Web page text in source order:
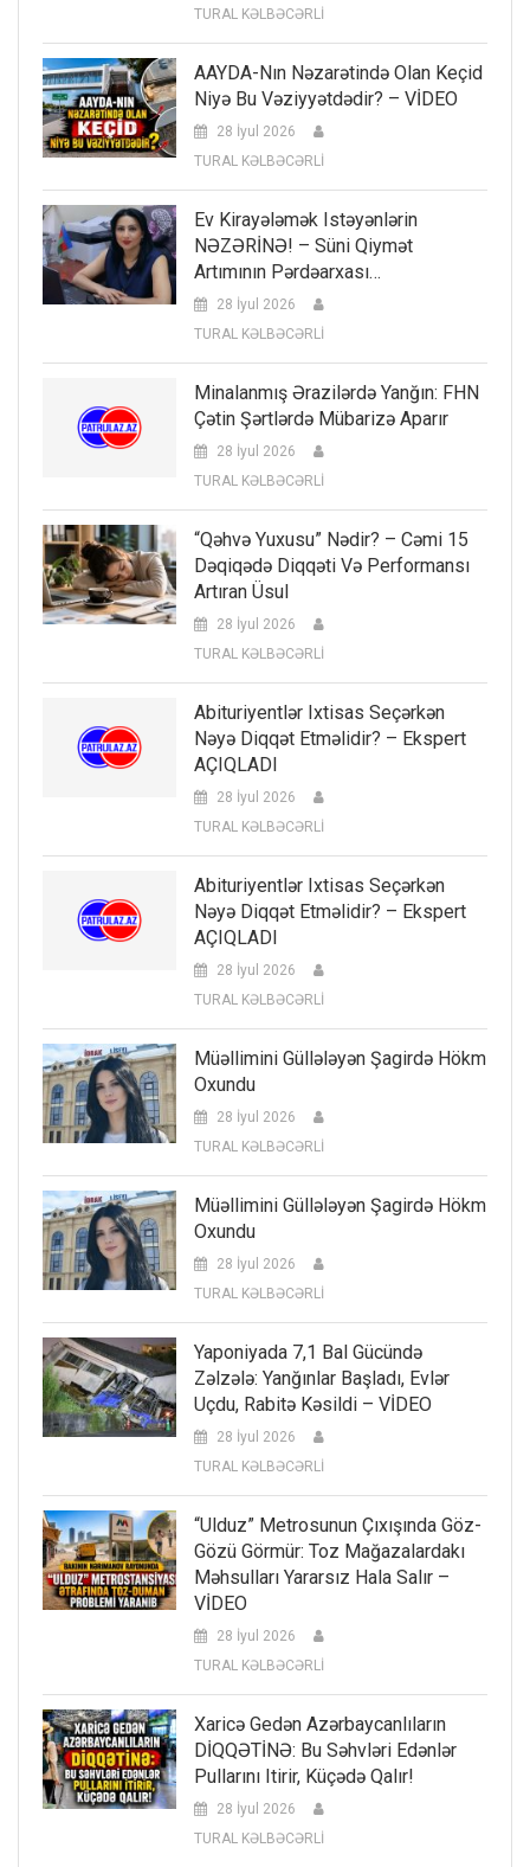
TURAL KƏLBƏCƏRLİ
AAYDA-Nın Nəzarətində Olan Keçid
Niyə Bu Vəziyyətdədir? – VİDEO
28 İyul 2026
TURAL KƏLBƏCƏRLİ
Ev Kirayələmək Istəyənlərin
NƏZƏRİNƏ! – Süni Qiymət
Artımının Pərdəarxası…
28 İyul 2026
TURAL KƏLBƏCƏRLİ
Minalanmış Ərazilərdə Yanğın: FHN
Çətin Şərtlərdə Mübarizə Aparır
28 İyul 2026
TURAL KƏLBƏCƏRLİ
“Qəhvə Yuxusu” Nədir? – Cəmi 15
Dəqiqədə Diqqəti Və Performansı
Artıran Üsul
28 İyul 2026
TURAL KƏLBƏCƏRLİ
Abituriyentlər Ixtisas Seçərkən
Nəyə Diqqət Etməlidir? – Ekspert
AÇIQLADI
28 İyul 2026
TURAL KƏLBƏCƏRLİ
Abituriyentlər Ixtisas Seçərkən
Nəyə Diqqət Etməlidir? – Ekspert
AÇIQLADI
28 İyul 2026
TURAL KƏLBƏCƏRLİ
Müəllimini Güllələyən Şagirdə Hökm
Oxundu
28 İyul 2026
TURAL KƏLBƏCƏRLİ
Müəllimini Güllələyən Şagirdə Hökm
Oxundu
28 İyul 2026
TURAL KƏLBƏCƏRLİ
Yaponiyada 7,1 Bal Gücündə
Zəlzələ: Yanğınlar Başladı, Evlər
Uçdu, Rabitə Kəsildi – VİDEO
28 İyul 2026
TURAL KƏLBƏCƏRLİ
“Ulduz” Metrosunun Çıxışında Göz-
Gözü Görmür: Toz Mağazalardakı
Məhsulları Yararsız Hala Salır –
VİDEO
28 İyul 2026
TURAL KƏLBƏCƏRLİ
Xaricə Gedən Azərbaycanlıların
DİQQƏTİNƏ: Bu Səhvləri Edənlər
Pullarını Itirir, Küçədə Qalır!
28 İyul 2026
TURAL KƏLBƏCƏRLİ